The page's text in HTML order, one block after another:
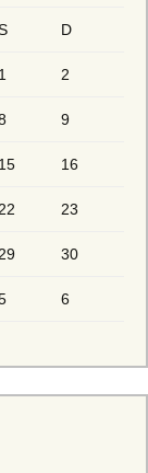
D
1 2
9
15 16
22 23
29 30
6